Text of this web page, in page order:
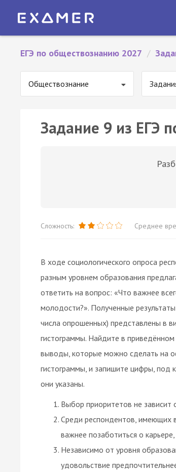
ЕГЭ по обществознанию 2027 /
Обществознание
Задание 9 из ЕГЭ
Сложность: Среднее
В ходе социологического опроса
разным уровнем образования
ответить на вопрос: «Что важнее
молодости?». Полученные
числа опрошенных) представлены в
гистограммы. Найдите в приведённом
выводы, которые можно сделать на
гистограммы, и запишите цифры, под
они указаны.
Выбор приоритетов не зависит
Среди респондентов, имеющих
важнее позаботиться о
Независимо от уровня
удовольствие